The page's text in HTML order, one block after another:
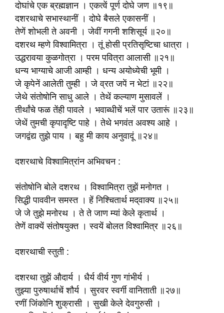
दोघांचे एक ब्रह्मज्ञान । एकत्वें पूर्ण दोघे जण ॥१९॥
दशरथाचे सभास्थानीं । दोघे बैसले एकासनीं ।
तेणें शोभली ते अवनी । जेवीं गगनी शशिसूर्य ॥२०॥
दशरथ म्हणे विश्वामित्रा । तूं होसी प्रतिसृष्टिचा धात्रा ।
उद्धरावया कुळगोत्रा । परम पवित्रा आलासी ॥२१॥
धन्य भाग्याचे आजी आम्ही । धन्य अयोध्येची भूमी ।
जे कृपेनें आलेती तुम्ही । जे व्रत जपें न भेटां ॥२२॥
जेथे संतोषोनि साधु आले । तेथें कल्याण मुसावलें ।
तीर्थांचे फळ तेंही पावले । भवाब्धीचें भलें पार उतारूं ॥२३॥
जेथें तुमची कृपादृष्टि पाहे । तेथे भगवंत अवश्य आहे ।
जगद्वंद्य तुझे पाय । बहु मी काय अनुवादूं ॥२४॥
दशरथाचे विश्वामित्रांन अभिवचन :
संतोषोनि बोले दशरथ । विश्वामित्रा तुझें मनोगत ।
सिद्धी पाववीन समस्त । हें निश्चितार्थ मद्‌वाक्य ॥२५॥
जे जे तुझे मनोरथ । ते ते जाण म्यां केले कृतार्थ ।
तेणें वाक्यें संतोषयुक्त । स्वयें बोलत विश्वामित्र ॥२६॥
दशरथाची स्तुती :
दशरथा तुझें औदार्य । धैर्य वीर्य गुण गांभीर्य ।
तुझ्या पुरुषार्थाचें शौर्य । सुरवर स्वर्गी वानिताती ॥२७॥
रणीं जिंकोनि शुक्रासी । सुखी केले देवगुरुसी ।